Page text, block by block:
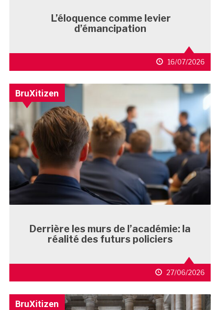
L’éloquence comme levier
d’émancipation
16/07/2026
BruXitizen
Derrière les murs de l’académie: la
réalité des futurs policiers
27/06/2026
BruXitizen